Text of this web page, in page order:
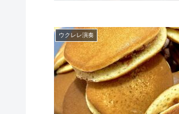
ウクレレ演奏